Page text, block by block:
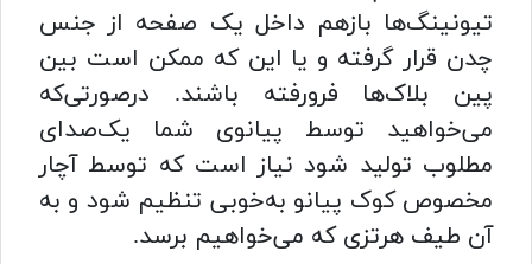
تیونینگ‌ها بازهم داخل یک صفحه از جنس
چدن قرار گرفته و یا این که ممکن است بین
پین بلاک‌ها فرورفته باشند. درصورتی‌که
می‌خواهید توسط پیانوی شما یک‌صدای
مطلوب تولید شود نیاز است که توسط آچار
مخصوص کوک پیانو به‌خوبی تنظیم شود و به
آن طیف هرتزی که می‌خواهیم برسد.